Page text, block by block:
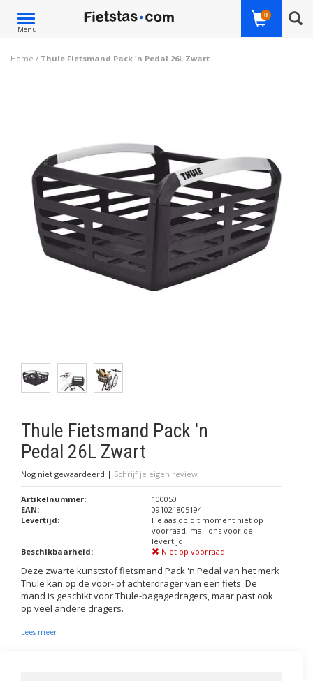
Toggle
navigation
Menu
0
Home / Thule Fietsmand Pack 'n Pedal 26L Zwart
Thule Fietsmand Pack 'n
Pedal 26L Zwart
Nog niet gewaardeerd | Schrijf je eigen review
Artikelnummer:
100050
EAN:
091021805194
Levertijd:
Helaas op dit moment niet op
voorraad, mail ons voor de
levertijd.
Beschikbaarheid:
Niet op voorraad
Deze zwarte kunststof fietsmand Pack 'n Pedal van het merk
Thule kan op de voor- of achterdrager van een fiets. De
mand is geschikt voor Thule-bagagedragers, maar past ook
op veel andere dragers.
Lees meer